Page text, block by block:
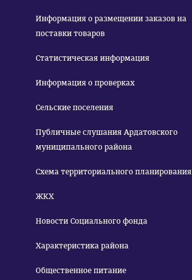
Информация о размещении заказов на
поставки товаров
Статистическая информация
Информация о проверках
Сельские поселения
Публичные слушания Ардатовского
муниципального района
Схема территориального планирования
ЖКХ
Новости Социального фонда
Характеристика района
Общественное питание